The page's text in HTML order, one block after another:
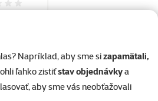
Napríklad, aby sme sizapamätali,
ľahko zistiťstav objednávkya
aby sme vás neobťažovali
0%
€